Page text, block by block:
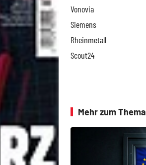
Vonovia
Siemens
Rheinmetall
Scout24
Mehr zum Thema